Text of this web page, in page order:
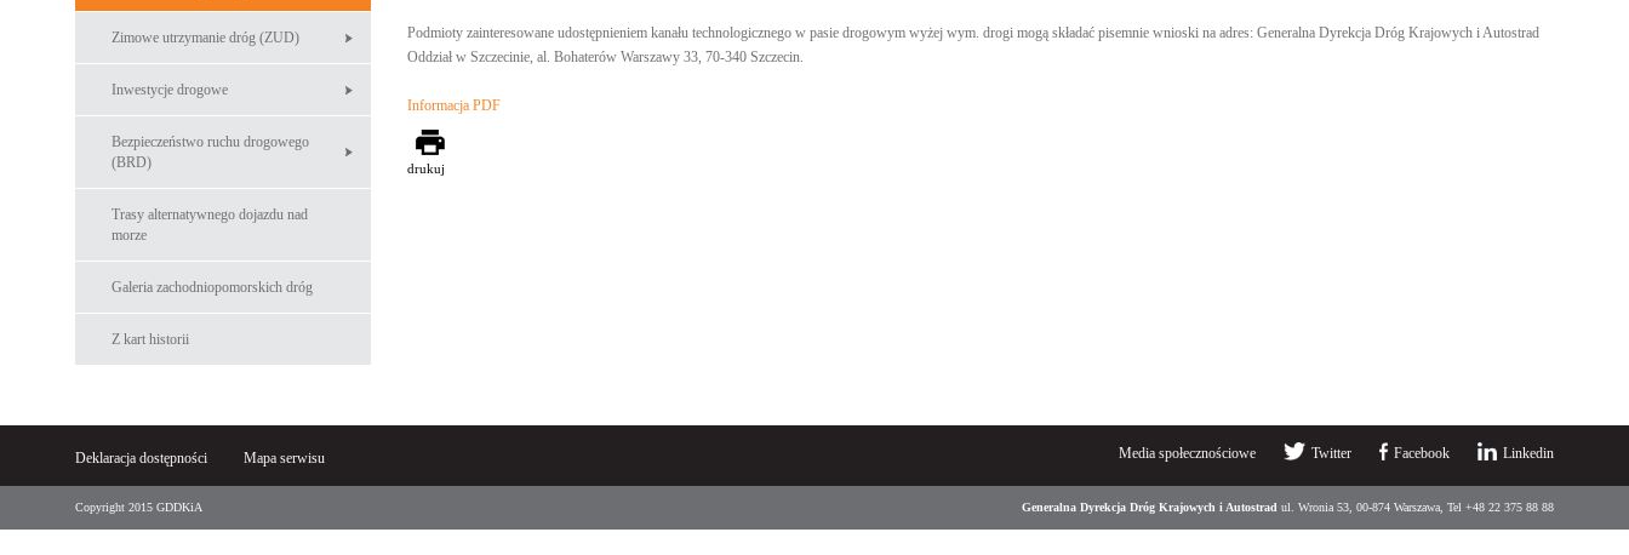
Zimowe utrzymanie dróg (ZUD)
Inwestycje drogowe
Bezpieczeństwo ruchu drogowego
(BRD)
Trasy alternatywnego dojazdu nad
morze
Galeria zachodniopomorskich dróg
Z kart historii
Podmioty zainteresowane udostępnieniem kanału technologicznego w pasie drogowym wyżej wym. drogi mogą składać pisemnie wnioski na adres: Generalna Dyrekcja Dróg Krajowych i Autostrad
Oddział w Szczecinie, al. Bohaterów Warszawy 33, 70-340 Szczecin.
Informacja PDF
drukuj
Deklaracja dostępności Mapa serwisu Media społecznościowe Twitter Facebook Linkedin
Copyright 2015 GDDKiA Generalna Dyrekcja Dróg Krajowych i Autostrad ul. Wronia 53, 00-874 Warszawa, Tel +48 22 375 88 88